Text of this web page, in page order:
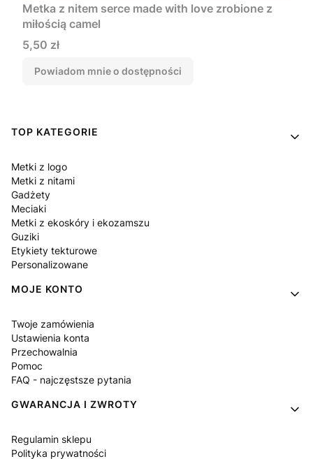
Metka z nitem serce made with love zrobione z
miłością camel
Cena
5,50 zł
Powiadom mnie o dostępności
Linki w stopce
TOP KATEGORIE
Metki z logo
Metki z nitami
Gadżety
Meciaki
Metki z ekoskóry i ekozamszu
Guziki
Etykiety tekturowe
Personalizowane
MOJE KONTO
Twoje zamówienia
Ustawienia konta
Przechowalnia
Pomoc
FAQ - najczęstsze pytania
GWARANCJA I ZWROTY
Regulamin sklepu
Polityka prywatności